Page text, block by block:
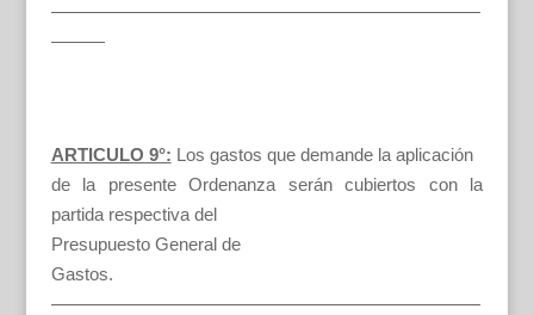
————————————————————————
———
ARTICULO 9°: Los gastos que demande la aplicación
de la presente Ordenanza serán cubiertos con la
partida respectiva del
Presupuesto General de
Gastos.
————————————————————————